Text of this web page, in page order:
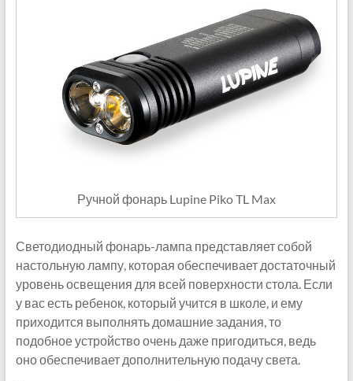
Ручной фонарь Lupine Piko TL Max
Светодиодный фонарь-лампа представляет собой
настольную лампу, которая обеспечивает достаточный
уровень освещения для всей поверхности стола. Если
у вас есть ребенок, который учится в школе, и ему
приходится выполнять домашние задания, то
подобное устройство очень даже пригодиться, ведь
оно обеспечивает дополнительную подачу света.